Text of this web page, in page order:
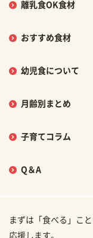
離乳食OK食材
おすすめ食材
幼児食について
月齢別まとめ
子育てコラム
Q＆A
まずは「食べる」こ
応援します。